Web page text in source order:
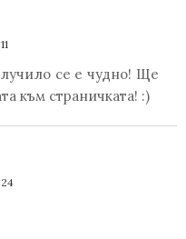
се е чудно! Ще
към страничката! :)